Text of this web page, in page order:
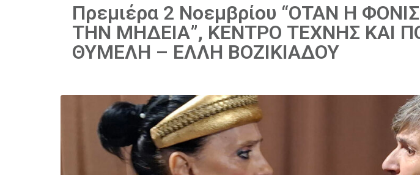
Πρεμιέρα 2 Νοεμβρίου “ΟΤΑΝ Η
ΤΗΝ ΜΗΔΕΙΑ”, ΚΕΝΤΡΟ ΤΕΧΝΗΣ ΚΑΙ
ΘΥΜΕΛΗ – ΕΛΛΗ ΒΟΖΙΚΙΑΔΟΥ